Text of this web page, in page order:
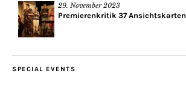
29. November 2023
Premierenkritik 37 Ansichtskarten
SPECIAL EVENTS